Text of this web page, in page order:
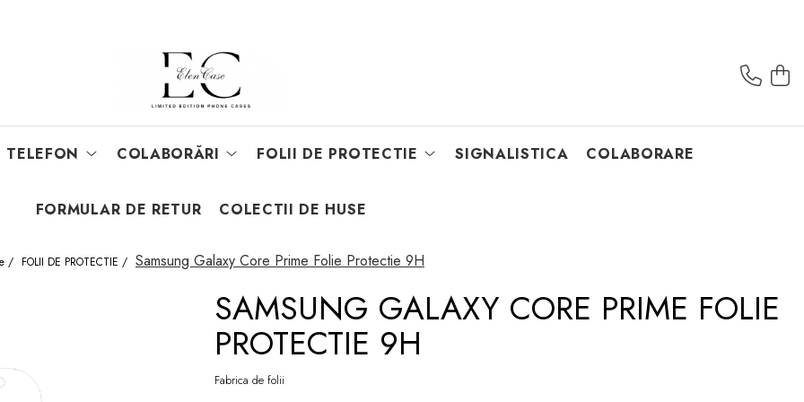
TELEFON COLABORĂRI FOLII DE PROTECTIE SIGNALISTICA COLABORARE
FORMULAR DE RETUR COLECTII DE HUSE
/ FOLII DE PROTECTIE / Samsung Galaxy Core Prime Folie Protectie 9H
SAMSUNG GALAXY CORE PRIME FOLIE
PROTECTIE 9H
Fabrica de folii